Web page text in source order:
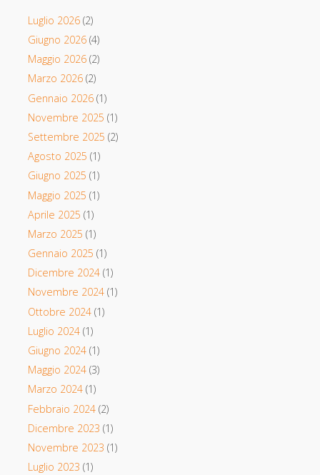
Luglio 2026(2)
Giugno 2026(4)
Maggio 2026(2)
Marzo 2026(2)
Gennaio 2026(1)
Novembre 2025 (1)
Settembre 2025 (2)
Agosto 2025 (1)
Giugno 2025 (1)
Maggio 2025 (1)
Aprile 2025 (1)
Marzo 2025 (1)
Gennaio 2025 (1)
Dicembre 2024(1)
Novembre 2024(1)
Ottobre 2024(1)
Luglio 2024(1)
Giugno 2024(1)
Maggio 2024(3)
Marzo 2024(1)
Febbraio 2024(2)
Dicembre 2023 (1)
Novembre 2023 (1)
Luglio 2023 (1)